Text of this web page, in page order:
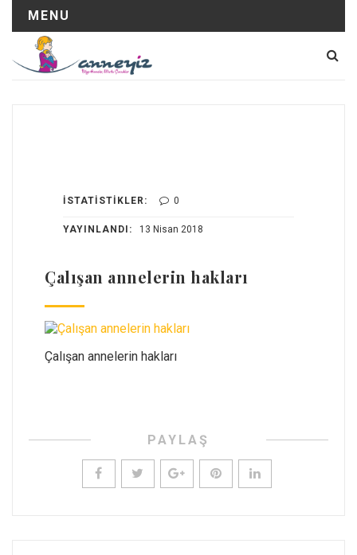
MENU
İSTATISTIKLER: 0
YAYINLANDI: 13 Nisan 2018
Çalışan annelerin hakları
Çalışan annelerin hakları
PAYLAŞ